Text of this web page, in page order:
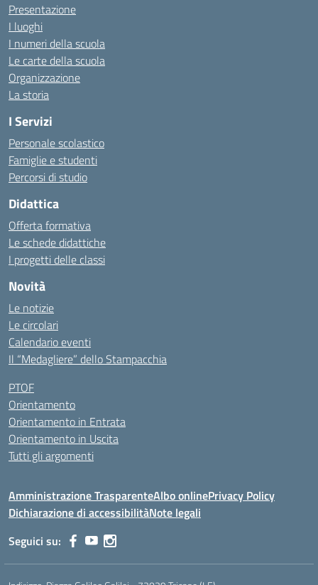
Presentazione
I luoghi
I numeri della scuola
Le carte della scuola
Organizzazione
La storia
I Servizi
Personale scolastico
Famiglie e studenti
Percorsi di studio
Didattica
Offerta formativa
Le schede didattiche
I progetti delle classi
Novità
Le notizie
Le circolari
Calendario eventi
Il “Medagliere” dello Stampacchia
PTOF
Orientamento
Orientamento in Entrata
Orientamento in Uscita
Tutti gli argomenti
Amministrazione TrasparenteAlbo onlinePrivacy Policy
Dichiarazione di accessibilitàNote legali
Seguici su: